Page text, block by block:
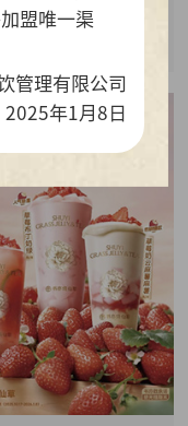
盟唯一渠
管理有限公司
2025年1月8日